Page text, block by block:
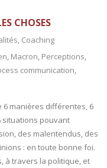
CHOSES
, Coaching
, Macron, Perceptions,
communication,
6 manières différentes, 6
situations pouvant
des malentendus, des
: en toute bonne foi.
à travers la politique, et